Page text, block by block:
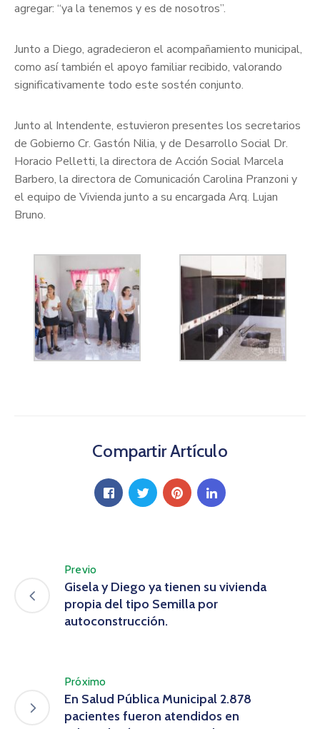
agregar: “ya la tenemos y es de nosotros”.
Junto a Diego, agradecieron el acompañamiento municipal,
como así también el apoyo familiar recibido, valorando
significativamente todo este sostén conjunto.
Junto al Intendente, estuvieron presentes los secretarios
de Gobierno Cr. Gastón Nilia, y de Desarrollo Social Dr.
Horacio Pelletti, la directora de Acción Social Marcela
Barbero, la directora de Comunicación Carolina Pranzoni y
el equipo de Vivienda junto a su encargada Arq. Lujan
Bruno.
Compartir Artículo
Previo
Gisela y Diego ya tienen su vivienda
propia del tipo Semilla por
autoconstrucción.
Próximo
En Salud Pública Municipal 2.878
pacientes fueron atendidos en